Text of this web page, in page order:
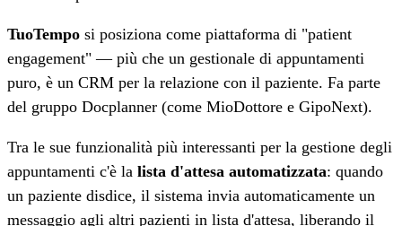
TuoTempo si posiziona come piattaforma di "patient
engagement" — più che un gestionale di appuntamenti
puro, è un CRM per la relazione con il paziente. Fa parte
del gruppo Docplanner (come MioDottore e GipoNext).
Tra le sue funzionalità più interessanti per la gestione degli
appuntamenti c'è la lista d'attesa automatizzata: quando
un paziente disdice, il sistema invia automaticamente un
messaggio agli altri pazienti in lista d'attesa, liberando il